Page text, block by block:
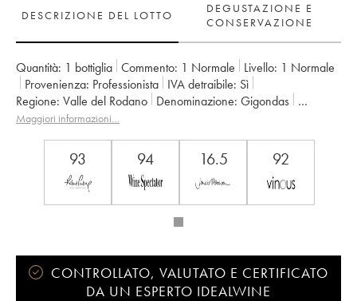
DESCRIZIONE DEL LOTTO
DEGUSTAZIONE E
CONSERVAZIONE
Quantità: 1 bottiglia Commento: 1 Normale Livello: 1 Normale
Provenienza:
professionista IVA detraibile:
sì
Regione:
Valle del Rodano Denominazione:
Gigondas
Proprietario: Saint Cosme
Maggiori informazioni…
93 94 16.5 92
CONTROLLATO, VALUTATO E CERTIFICATO
DA UN ESPERTO IDEALWINE